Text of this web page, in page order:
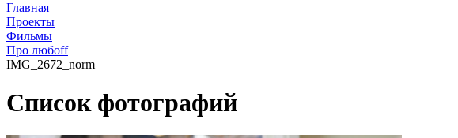
Главная
Проекты
Фильмы
Про любоff
IMG_2672_norm
Список фотографий